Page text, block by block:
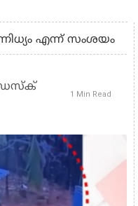
എന്ന് സംശയം
1 Min Read